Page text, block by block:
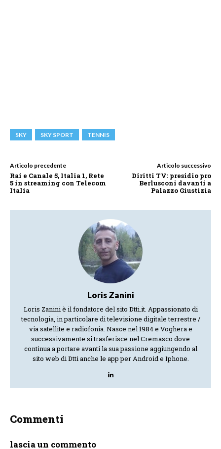
SKY SKY SPORT TENNIS
Articolo precedente
Rai e Canale 5, Italia 1, Rete
5 in streaming con Telecom
Italia
Articolo successivo
Diritti TV: presidio pro
Berlusconi davanti a
Palazzo Giustizia
Loris Zanini
Loris Zanini è il fondatore del sito Dtti.it. Appassionato di
tecnologia, in particolare di televisione digitale terrestre /
via satellite e radiofonia. Nasce nel 1984 e Voghera e
successivamente si trasferisce nel Cremasco dove
continua a portare avanti la sua passione aggiungendo al
sito web di Dtti anche le app per Android e Iphone.
Commenti
lascia un commento